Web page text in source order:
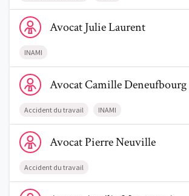
Voir le profil de AvocatJulie Laurent
AvocatJulieLaurent
INAMI
Voir le profil de AvocatCamille Deneufbourg
AvocatCamilleDeneufbourg
Accident du travail INAMI
Voir le profil de AvocatPierre Neuville
AvocatPierreNeuville
Accident du travail
Voir le profil de AvocatAmélia Moussaoui